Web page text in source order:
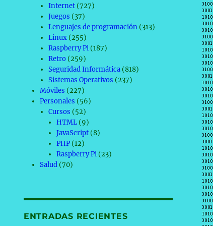
Internet(727)
Juegos (37)
Lenguajes de programación(313)
Linux(255)
Raspberry Pi(187)
Retro(259)
Seguridad Informática(818)
Sistemas Operativos (237)
Móviles (227)
Personales (56)
Cursos (52)
HTML(9)
JavaScript(8)
PHP(12)
Raspberry Pi(23)
Salud (70)
ENTRADAS RECIENTES